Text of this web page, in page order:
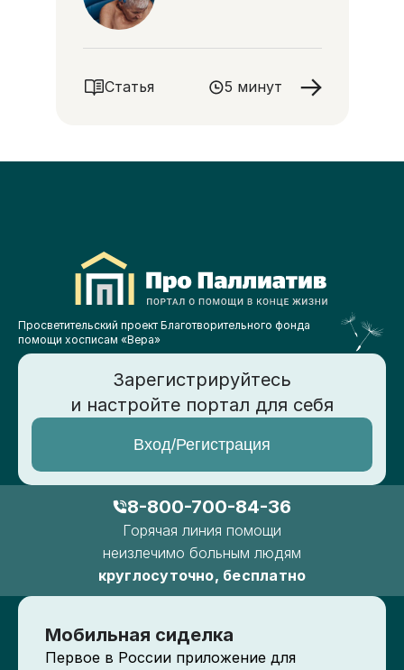
Статья 5 минут
Просветительский проект Благотворительного фонда
помощи хосписам «Вера»
Зарегистрируйтесь
и настройте портал для себя
Вход/Регистрация
8-800-700-84-36
Горячая линия помощи
неизлечимо больным людям
круглосуточно, бесплатно
Мобильная сиделка
Первое в России приложение для